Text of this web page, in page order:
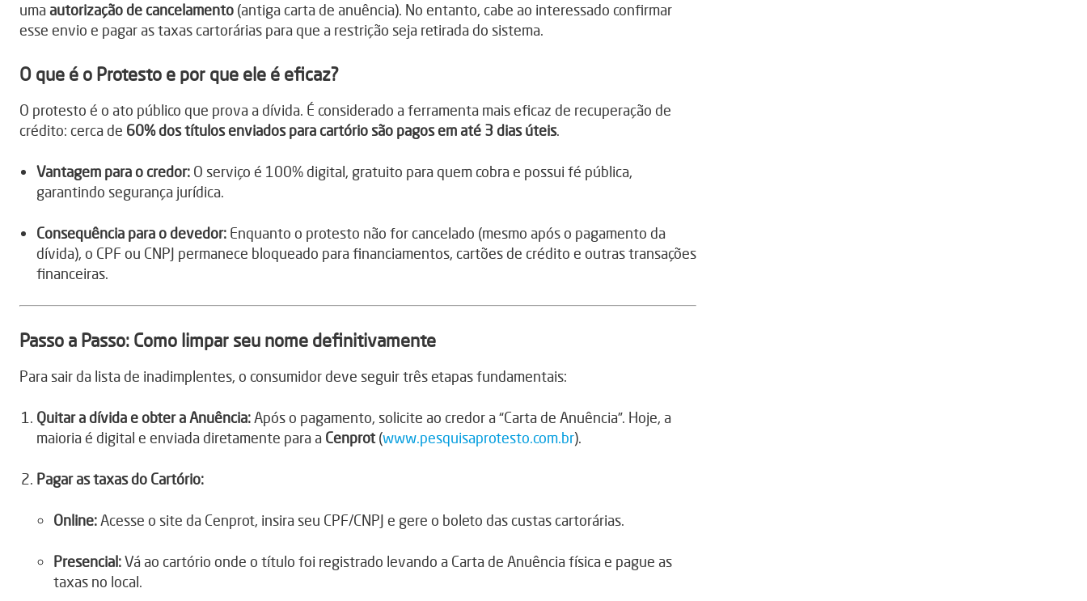
umaautorização de cancelamento (antiga carta de anuência). No entanto, cabe ao interessado confirmar
esse envio e pagar as taxas cartorárias para que a restrição seja retirada do sistema.
O que é o Protesto e por que ele é eficaz?
O protesto é o ato público que prova a dívida. É considerado a ferramenta mais eficaz de recuperação de
crédito: cerca de 60% dos títulos enviados para cartório são pagos em até 3 dias úteis.
Vantagem para o credor: O serviço é 100% digital, gratuito para quem cobra e possui fé pública,
garantindo segurança jurídica.
Consequência para o devedor: Enquanto o protesto não for cancelado (mesmo após o pagamento da
dívida), o CPF ou CNPJ permanece bloqueado para financiamentos, cartões de crédito e outras transações
financeiras.
Passo a Passo: Como limpar seu nome definitivamente
Para sair da lista de inadimplentes, o consumidor deve seguir três etapas fundamentais:
Quitar a dívida e obter a Anuência:Após o pagamento, solicite ao credor a “Carta de Anuência”. Hoje, a
maioria é digital e enviada diretamente para a Cenprot (www.pesquisaprotesto.com.br).
Pagar as taxas do Cartório:
Online:Acesse o site da Cenprot, insira seu CPF/CNPJ e gere o boleto das custas cartorárias.
Presencial:Vá ao cartório onde o título foi registrado levando a Carta de Anuência física e pague as
taxas no local.